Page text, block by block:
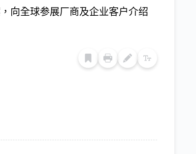
向全球参展厂商及企业客户介绍